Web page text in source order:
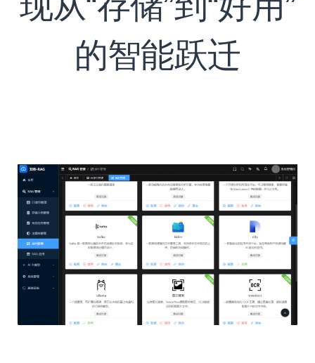
EXPAND
的智能跃迁